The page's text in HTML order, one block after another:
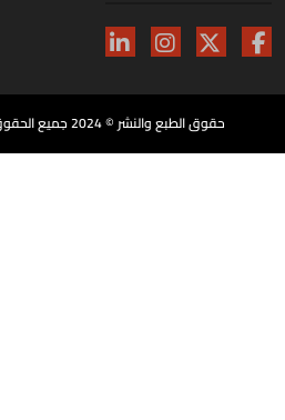
حقوق الطبع والنشر © 2024 جميع الحقوق محفوظة لشركة